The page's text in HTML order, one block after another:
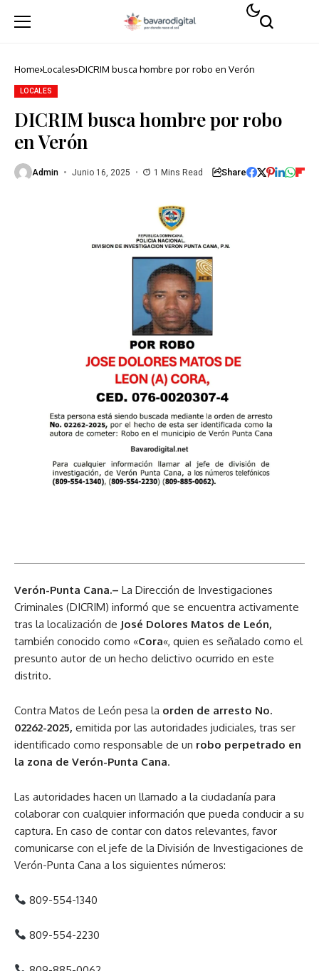
Home Locales DICRIM busca hombre por robo en Verón
LOCALES
DICRIM busca hombre por robo
en Verón
Admin Junio 16, 2025 1 Mins Read Share
Verón-Punta Cana.– La Dirección de Investigaciones
Criminales (DICRIM) informó que se encuentra activamente
tras la localización de José Dolores Matos de León,
también conocido como «Cora«, quien es señalado como el
presunto autor de un hecho delictivo ocurrido en este
distrito.
Contra Matos de León pesa la orden de arresto No.
02262-2025, emitida por las autoridades judiciales, tras ser
identificado como responsable de un robo perpetrado en
la zona de Verón-Punta Cana.
Las autoridades hacen un llamado a la ciudadanía para
colaborar con cualquier información que pueda conducir a su
captura. En caso de contar con datos relevantes, favor
comunicarse con el jefe de la División de Investigaciones de
Verón-Punta Cana a los siguientes números:
809-554-1340
809-554-2230